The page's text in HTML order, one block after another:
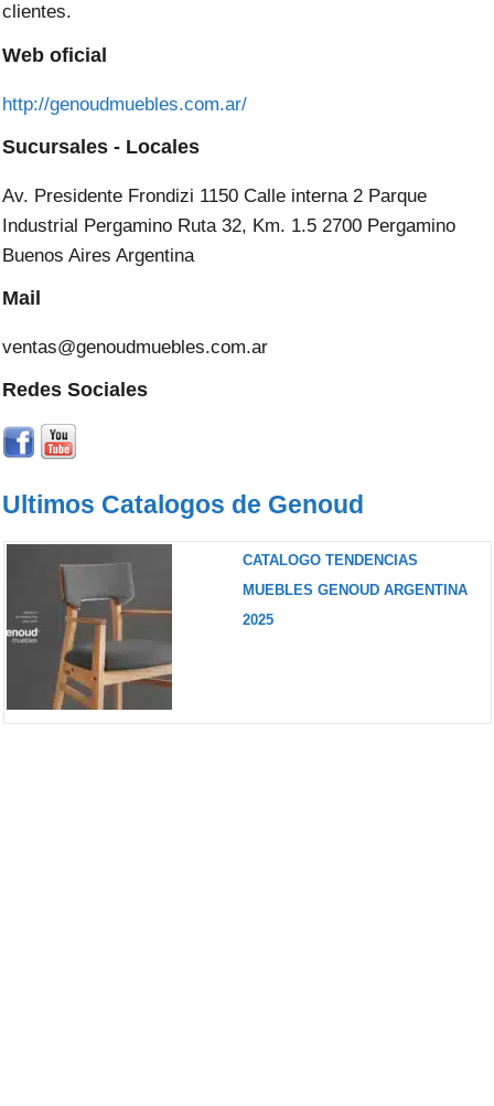
clientes.
Web oficial
http://genoudmuebles.com.ar/
Sucursales - Locales
Av. Presidente Frondizi 1150 Calle interna 2 Parque
Industrial Pergamino Ruta 32, Km. 1.5 2700 Pergamino
Buenos Aires Argentina
Mail
ventas@genoudmuebles.com.ar
Redes Sociales
Ultimos Catalogos de Genoud
CATALOGO TENDENCIAS
MUEBLES GENOUD ARGENTINA
2025